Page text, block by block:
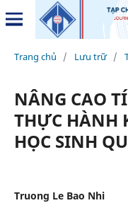
Trang chủ / Lưu trữ /
NÂNG CAO
THỰC HÀNH
HỌC SINH
Truong Le Bao Nhi